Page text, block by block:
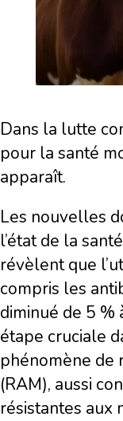
Dans la lutte
pour la santé
apparaît.
Les nouvelles
l’état de la
révèlent que
compris les
diminué de 5 %
étape cruciale
phénomène de
(RAM), aussi
résistantes aux